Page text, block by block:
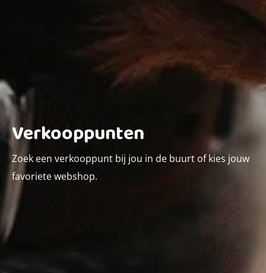
Verkooppunten
Zoek een verkooppunt bij jou in de buurt of kies jouw
favoriete webshop.